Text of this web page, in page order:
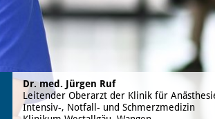
Dr. med. Jürgen Ruf
Leitender Oberarzt der Klinik für
Intensiv-, Notfall- und Schmerzmedizin